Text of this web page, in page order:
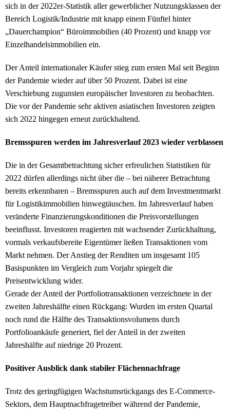
sich in der 2022er-Statistik aller gewerblicher Nutzungsklassen der
Bereich Logistik/Industrie mit knapp einem Fünftel hinter
„Dauerchampion“ Büroimmobilien (40 Prozent) und knapp vor
Einzelhandelsimmobilien ein.
Der Anteil internationaler Käufer stieg zum ersten Mal seit Beginn
der Pandemie wieder auf über 50 Prozent. Dabei ist eine
Verschiebung zugunsten europäischer Investoren zu beobachten.
Die vor der Pandemie sehr aktiven asiatischen Investoren zeigten
sich 2022 hingegen erneut zurückhaltend.
Bremsspuren werden im Jahresverlauf 2023 wieder verblassen
Die in der Gesamtbetrachtung sicher erfreulichen Statistiken für
2022 dürfen allerdings nicht über die – bei näherer Betrachtung
bereits erkennbaren – Bremsspuren auch auf dem Investmentmarkt
für Logistikimmobilien hinwegtäuschen. Im Jahresverlauf haben
veränderte Finanzierungskonditionen die Preisvorstellungen
beeinflusst. Investoren reagierten mit wachsender Zurückhaltung,
vormals verkaufsbereite Eigentümer ließen Transaktionen vom
Markt nehmen. Der Anstieg der Renditen um insgesamt 105
Basispunkten im Vergleich zum Vorjahr spiegelt die
Preisentwicklung wider.
Gerade der Anteil der Portfoliotransaktionen verzeichnete in der
zweiten Jahreshälfte einen Rückgang: Wurden im ersten Quartal
noch rund die Hälfte des Transaktionsvolumens durch
Portfolioankäufe generiert, fiel der Anteil in der zweiten
Jahreshälfte auf niedrige 20 Prozent.
Positiver Ausblick dank stabiler Flächennachfrage
Trotz des geringfügigen Wachstumsrückgangs des E-Commerce-
Sektors, dem Hauptnachfragetreiber während der Pandemie,